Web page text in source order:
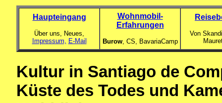
Haupteingang
Über uns, Neues,
Impressum, E-Mail
Wohnmobil-
Erfahrungen
Burow, CS, BavariaCamp
Von
Kultur in Santiago de
Küste des Todes und